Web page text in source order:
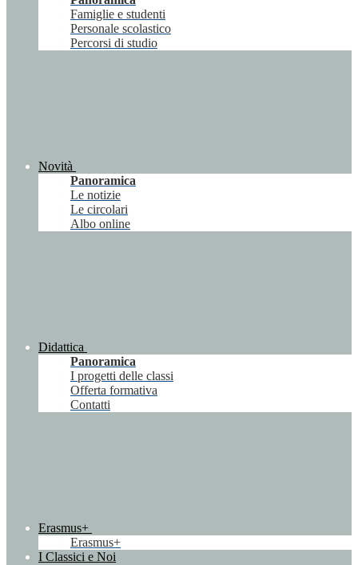
Famiglie e studenti
Personale scolastico
Percorsi di studio
Novità
Panoramica
Le notizie
Le circolari
Albo online
Didattica
Panoramica
I progetti delle classi
Offerta formativa
Contatti
Erasmus+
Erasmus+
I Classici e Noi